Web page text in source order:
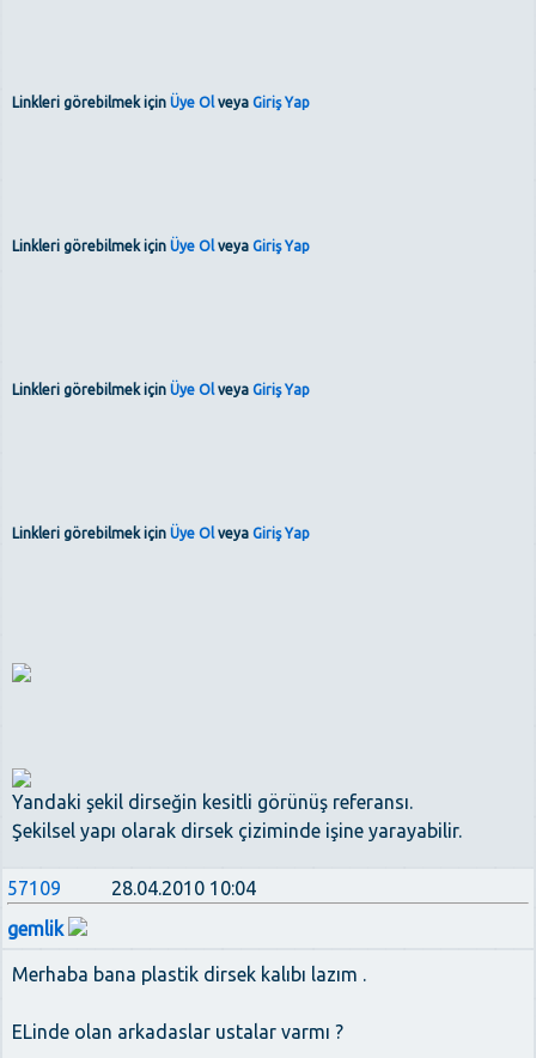
Linkleri görebilmek için Üye Olveya Giriş Yap
Linkleri görebilmek için Üye Olveya Giriş Yap
Linkleri görebilmek için Üye Olveya Giriş Yap
Linkleri görebilmek için Üye Olveya Giriş Yap
Yandaki şekil dirseğin kesitli görünüş referansı.
Şekilsel yapı olarak dirsek çiziminde işine yarayabilir.
57109
28.04.2010 10:04
gemlik
Merhaba bana plastik dirsek kalıbı lazım .
ELinde olan arkadaslar ustalar varmı ?